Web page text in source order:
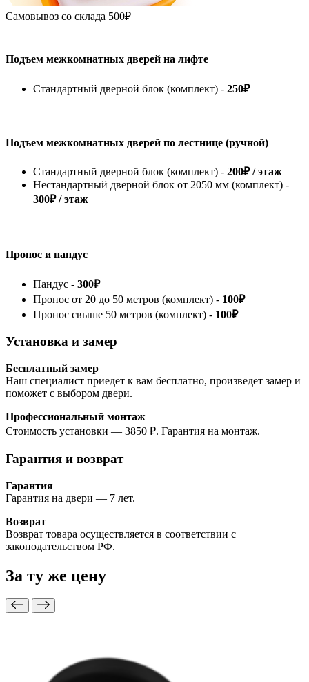
Самовывоз со склада 500₽
Подъем межкомнатных дверей на лифте
Стандартный дверной блок (комплект) - 250₽
Подъем межкомнатных дверей по лестнице (ручной)
Стандартный дверной блок (комплект) - 200₽ / этаж
Нестандартный дверной блок от 2050 мм (комплект) -
300₽ / этаж
Пронос и пандус
Пандус - 300₽
Пронос от 20 до 50 метров (комплект) - 100₽
Пронос свыше 50 метров (комплект) - 100₽
Установка и замер
Бесплатный замер
Наш специалист приедет к вам бесплатно, произведет замер и
поможет с выбором двери.
Профессиональный монтаж
Стоимость установки — 3850 ₽. Гарантия на монтаж.
Гарантия и возврат
Гарантия
Гарантия на двери — 7 лет.
Возврат
Возврат товара осуществляется в соответствии с
законодательством РФ.
За ту же цену